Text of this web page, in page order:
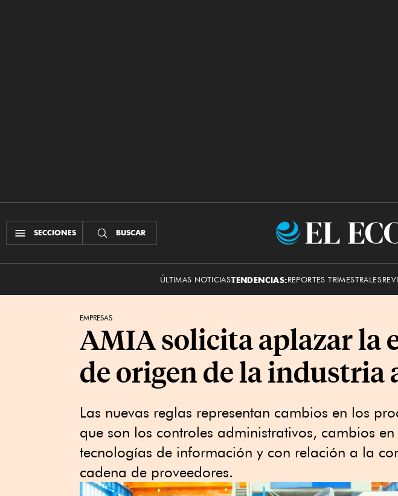
SECCIONES BUSCAR
ÚLTIMAS NOTICIASTENDENCIAS:REPORTES TRIMESTRALES
EMPRESAS
AMIA solicita aplazar la
de origen de la
Las nuevas reglas representan cambios en los
que son los controles administrativos, cambios
tecnologías de información y con relación a la
cadena de proveedores.